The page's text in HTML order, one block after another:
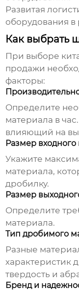
Развитая
оборудования
Как выбрать
При выборе
продажи
факторы:
Определите
материала в
влияющий на
Размер входного
Укажите
материала,
дробилку.
Размер
Определите
материала.
Тип дробимого
Разные
характеристик
твердость и
Бренд и